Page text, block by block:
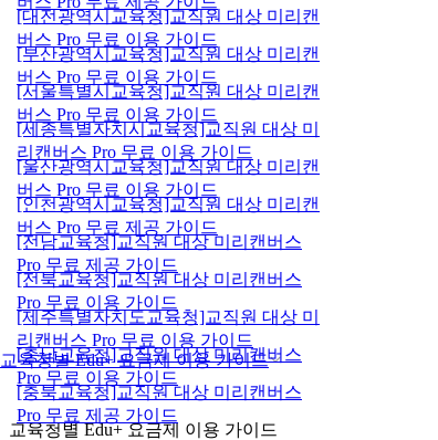
교육청별 Edu+ 요금제 이용 가이드
[대전광역시교육청]교직원 대상 미리캔
버스 Pro 무료 이용 가이드
[부산광역시교육청]교직원 대상 미리캔
버스 Pro 무료 이용 가이드
[서울특별시교육청]교직원 대상 미리캔
버스 Pro 무료 이용 가이드
[세종특별자치시교육청]교직원 대상 미
리캔버스 Pro 무료 이용 가이드
[울산광역시교육청]교직원 대상 미리캔
버스 Pro 무료 이용 가이드
[인천광역시교육청]교직원 대상 미리캔
버스 Pro 무료 제공 가이드
[전남교육청]교직원 대상 미리캔버스
Pro 무료 제공 가이드
[전북교육청]교직원 대상 미리캔버스
Pro 무료 이용 가이드
[제주특별자치도교육청]교직원 대상 미
리캔버스 Pro 무료 이용 가이드
[충남교육청]교직원 대상 미리캔버스
Pro 무료 이용 가이드
[충북교육청]교직원 대상 미리캔버스
Pro 무료 제공 가이드
교육청별 Edu+ 요금제 이용 가이드